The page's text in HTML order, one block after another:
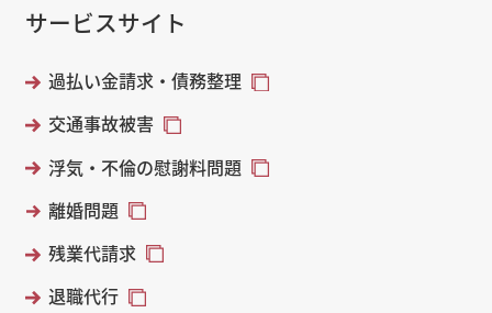
サービスサイト
過払い金請求・債務整理
交通事故被害
浮気・不倫の慰謝料問題
離婚問題
残業代請求
退職代行